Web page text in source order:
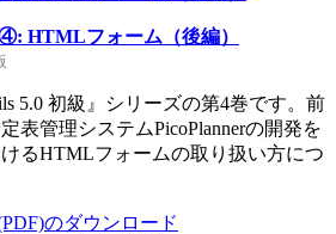
HTMLフォーム（後編）
5.0 初級』シリーズの第4巻です。前
表管理システムPicoPlannerの開発を
るHTMLフォームの取り扱い方につ
のダウンロード